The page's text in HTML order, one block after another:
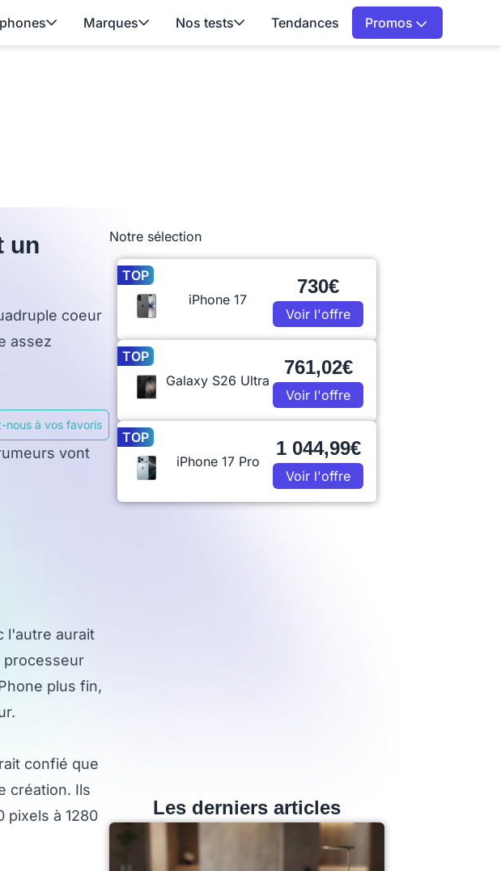
Marques Nos tests Tendances Promos
un
coeur
assez
nous à vos favoris
vont
l'autre aurait
processeur
plus fin,
confié que
création. Ils
pixels à 1280
Notre sélection
TOP
iPhone 17
730€
Voir l'offre
TOP
Galaxy S26 Ultra
761,02€
Voir l'offre
TOP
iPhone 17 Pro
1 044,99€
Voir l'offre
Les derniers articles